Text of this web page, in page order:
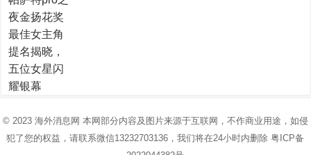
© 2023 海外消息网 本网部分内容及图片来源于互联网，不作商业用途，如侵
犯了您的权益，请联系微信13232703136，我们将在24小时内删除粤ICP备